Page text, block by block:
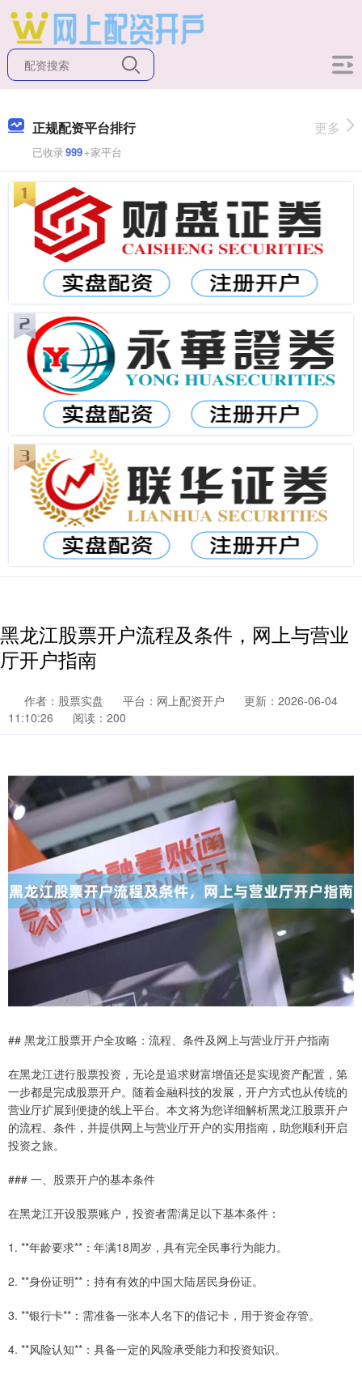
正规配资平台排行
已收录999+家平台
更多
黑龙江股票开户流程及条件，网上与营业
厅开户指南
作者：股票实盘 平台：网上配资开户
更新：2026-06-04
11:10:26
阅读：200
## 黑龙江股票开户全攻略：流程、条件及网上与营业厅开户指南
在黑龙江进行股票投资，无论是追求财富增值还是实现资产配置，第
一步都是完成股票开户。随着金融科技的发展，开户方式也从传统的
营业厅扩展到便捷的线上平台。本文将为您详细解析黑龙江股票开户
的流程、条件，并提供网上与营业厅开户的实用指南，助您顺利开启
投资之旅。
### 一、股票开户的基本条件
在黑龙江开设股票账户，投资者需满足以下基本条件：
1. **年龄要求**：年满18周岁，具有完全民事行为能力。
2. **身份证明**：持有有效的中国大陆居民身份证。
3. **银行卡**：需准备一张本人名下的借记卡，用于资金存管。
4. **风险认知**：具备一定的风险承受能力和投资知识。